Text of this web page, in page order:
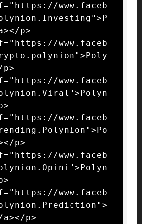
www.faceb
p>
www.faceb
www.faceb
www.faceb
p>
www.faceb
www.faceb
p>